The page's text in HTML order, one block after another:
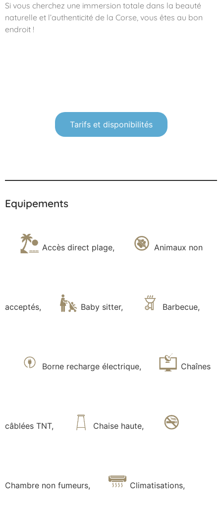
Si vous cherchez une immersion totale dans la beauté
naturelle et l’authenticité de la Corse, vous êtes au bon
endroit !
Tarifs et disponibilités
Equipements
Accès direct plage, Animaux non
acceptés, Baby sitter, Barbecue,
Borne recharge électrique, Chaînes
câblées TNT, Chaise haute,
Chambre non fumeurs, Climatisations,